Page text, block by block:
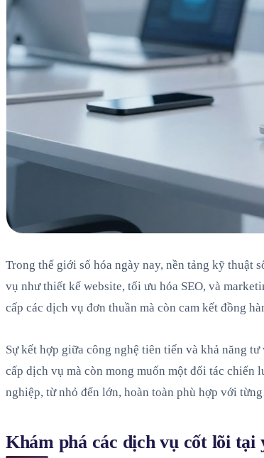
Trong thế giới số hóa ngày nay, nền tảng kỹ thuật
vụ như thiết kế website, tối ưu hóa SEO, và
cấp các dịch vụ đơn thuần mà còn cam kết đồng
Sự kết hợp giữa công nghệ tiên tiến và khả năng
cấp dịch vụ mà còn mong muốn một đối tác chiến
nghiệp, từ nhỏ đến lớn, hoàn toàn phù hợp với
Khám phá các dịch vụ cốt lõi tại